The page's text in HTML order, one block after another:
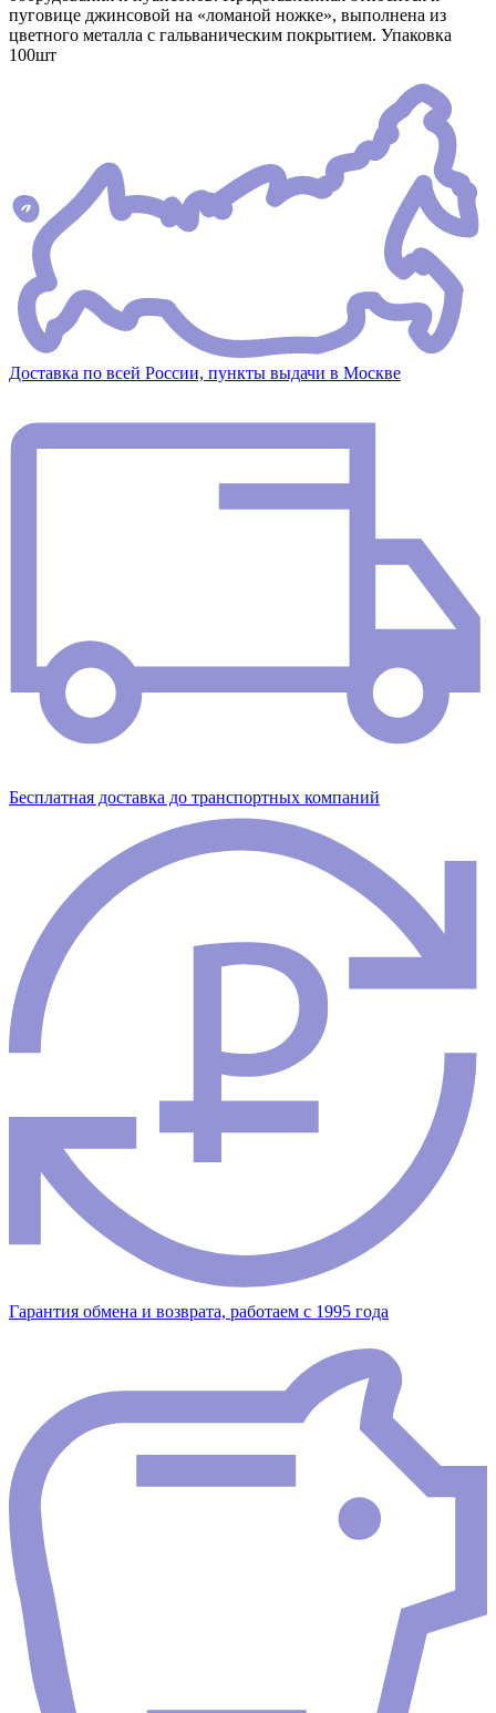
пуговице джинсовой на «ломаной ножке», выполнена из
цветного металла с гальваническим покрытием. Упаковка
100шт
Доставка по всей России, пункты выдачи в Москве
Бесплатная доставка до транспортных компаний
Гарантия обмена и возврата, работаем с 1995 года